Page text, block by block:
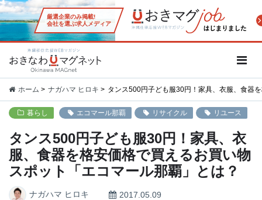
厳選企業のみ掲載!
会社を選ぶ求人メディア
ホーム ナガハマ ヒロキ タンス500円子ども服30円！家具、衣服、食器
暮らし エコマール那覇 リサイクル リユース
タンス500円子ども服30円！家具、衣
服、食器を格安価格で買えるお買い物
スポット「エコマール那覇」とは？
ナガハマ ヒロキ 2017.05.09